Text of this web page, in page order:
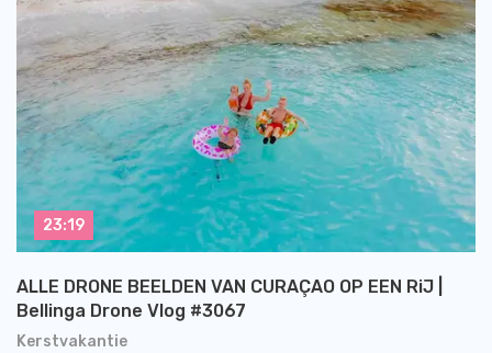
Kerstvakantie
ALLE DRONE BEELDEN VAN CURAÇAO OP EEN RiJ |
Bellinga Drone Vlog #3067
23:19